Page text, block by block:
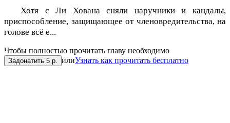
Хотя с Ли Хована сняли наручники и кандалы,
приспособление, защищающее от членовредительства, на
голове всё е...
Чтобы полностью прочитать главу необходимо
Задонатить 5 р. илиУзнать как прочитать бесплатно